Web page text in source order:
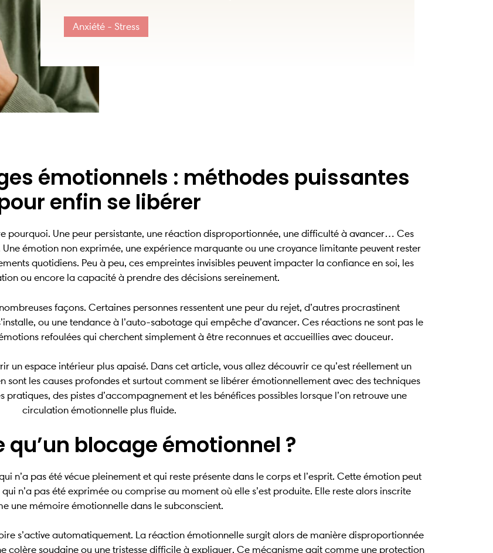
Anxiété - Stress
émotionnels : méthodes puissantes
enfin se libérer
pourquoi. Une peur persistante, une réaction disproportionnée, une difficulté à avancer… Ces
émotion non exprimée, une expérience marquante ou une croyance limitante peuvent rester
quotidiens. Peu à peu, ces empreintes invisibles peuvent impacter la confiance en soi, les
ou encore la capacité à prendre des décisions sereinement.
façons. Certaines personnes ressentent une peur du rejet, d’autres procrastinent
ou une tendance à l’auto-sabotage qui empêche d’avancer. Ces réactions ne sont pas le
refoulées qui cherchent simplement à être reconnues et accueillies avec douceur.
un espace intérieur plus apaisé. Dans cet article, vous allez découvrir ce qu’est réellement un
sont les causes profondes et surtout comment se libérer émotionnellement avec des techniques
des pistes d’accompagnement et les bénéfices possibles lorsque l’on retrouve une
circulation émotionnelle plus fluide.
qu’un blocage émotionnel ?
n’a pas été vécue pleinement et qui reste présente dans le corps et l’esprit. Cette émotion peut
n’a pas été exprimée ou comprise au moment où elle s’est produite. Elle reste alors inscrite
une mémoire émotionnelle dans le subconscient.
s’active automatiquement. La réaction émotionnelle surgit alors de manière disproportionnée
colère soudaine ou une tristesse difficile à expliquer. Ce mécanisme agit comme une protection